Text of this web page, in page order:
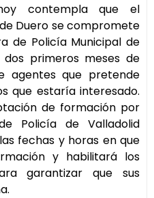
contempla que el
Duero se compromete
de Policía Municipal de
primeros meses de
agentes que pretende
que estaría interesado.
de formación por
Policía de Valladolid
fechas y horas en que
y habilitará los
garantizar que sus